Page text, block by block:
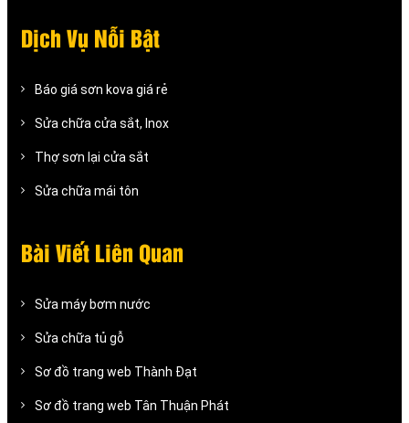
Dịch Vụ Nỗi Bật
Báo giá sơn kova giá rẻ
Sửa chữa cửa sắt, Inox
Thợ sơn lại cửa sắt
Sửa chữa mái tôn
Bài Viết Liên Quan
Sửa máy bơm nước
Sửa chữa tủ gỗ
Sơ đồ trang web Thành Đạt
Sơ đồ trang web Tân Thuận Phát